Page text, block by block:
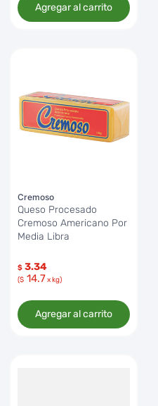
Agregar al carrito
Cremoso
Queso Procesado
Cremoso Americano Por
Media Libra
$ 3.34
($ 14.7x kg)
Agregar al carrito